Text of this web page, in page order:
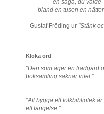
en saga, du valde
bland en tusen en
Gustaf Fröding ur "Stänk
Kloka ord
"Den som äger en trädgård
boksamling saknar intet."
"Att bygga ett folkbibliotek är
ett fängelse."